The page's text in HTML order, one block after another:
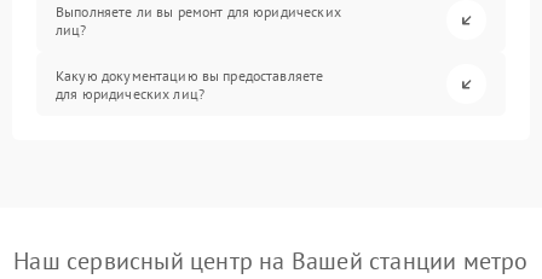
Выполняете ли вы ремонт для юридических
лиц?
Какую документацию вы предоставляете
для юридических лиц?
Наш сервисный центр на Вашей станции метро